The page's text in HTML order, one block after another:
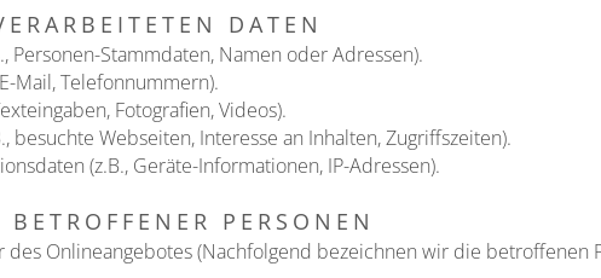
DATEN
Personen-Stammdaten, Namen oder Adressen).
Mail, Telefonnummern).
Fotografien, Videos).
besuchte Webseiten, Interesse an Inhalten, Zugriffszeiten).
(z.B., Geräte-Informationen, IP-Adressen).
PERSONEN
Onlineangebotes (Nachfolgend bezeichnen wir die betroffenen